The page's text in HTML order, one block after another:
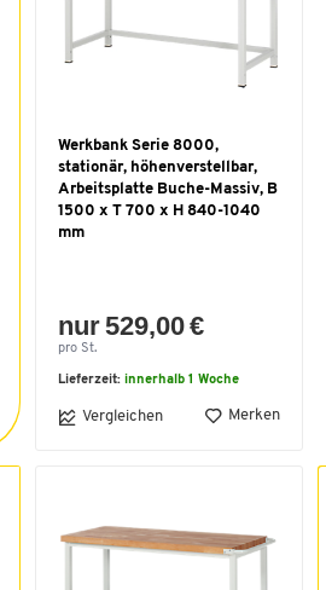
Werkbank Serie 8000,
stationär, höhenverstellbar,
Arbeitsplatte Buche-Massiv, B
1500 x T 700 x H 840-1040
mm
nur 529,00 €
pro St.
Lieferzeit: innerhalb 1 Woche
Vergleichen Merken